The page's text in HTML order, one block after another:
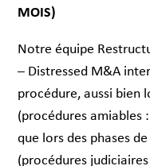
MOIS)
Notre équipe
– Distressed M&A
procédure, aussi bien
(procédures amiables
que lors des phases
(procédures